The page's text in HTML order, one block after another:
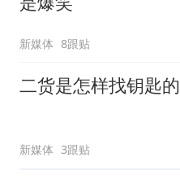
新媒体 8跟贴
二货是怎样找钥匙的
新媒体 3跟贴